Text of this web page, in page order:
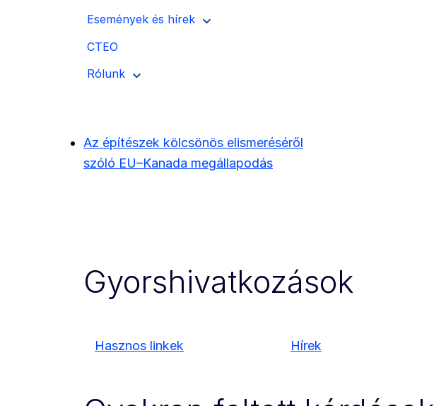
Események és hírek
CTEO
Rólunk
Az építészek kölcsönös elismeréséről
szóló EU–Kanada megállapodás
Gyorshivatkozások
Hasznos linkek Hírek